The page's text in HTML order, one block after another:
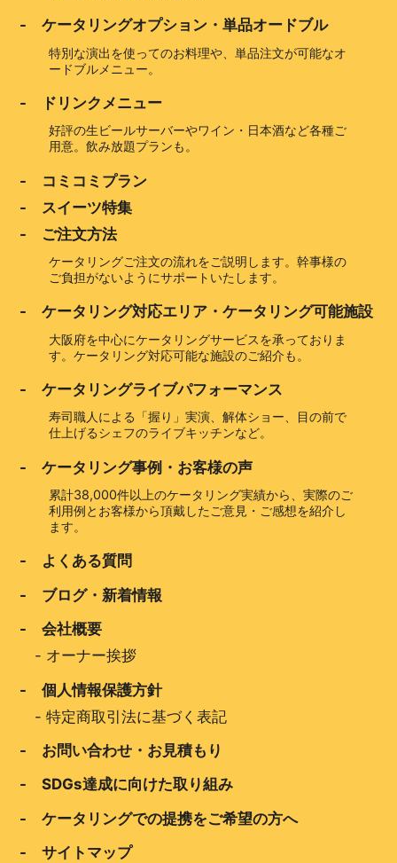
- ケータリングオプション・単品オードブル
特別な演出を使ってのお料理や、単品注文が可能なオ
ードブルメニュー。
- ドリンクメニュー
好評の生ビールサーバーやワイン・日本酒など各種ご
用意。飲み放題プランも。
- コミコミプラン
- スイーツ特集
- ご注文方法
ケータリングご注文の流れをご説明します。幹事様の
ご負担がないようにサポートいたします。
- ケータリング対応エリア・ケータリング可能施設
大阪府を中心にケータリングサービスを承っておりま
す。ケータリング対応可能な施設のご紹介も。
- ケータリングライブパフォーマンス
寿司職人による「握り」実演、解体ショー、目の前で
仕上げるシェフのライブキッチンなど。
- ケータリング事例・お客様の声
累計38,000件以上のケータリング実績から、実際のご
利用例とお客様から頂戴したご意見・ご感想を紹介し
ます。
- よくある質問
- ブログ・新着情報
- 会社概要
- オーナー挨拶
- 個人情報保護方針
-特定商取引法に基づく表記
- お問い合わせ・お見積もり
- SDGs達成に向けた取り組み
- ケータリングでの提携をご希望の方へ
- サイトマップ